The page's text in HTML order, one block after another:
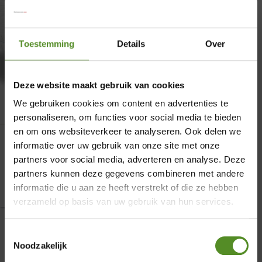
Toestemming Details Over
Deze website maakt gebruik van cookies
We gebruiken cookies om content en advertenties te
personaliseren, om functies voor social media te bieden
en om ons websiteverkeer te analyseren. Ook delen we
informatie over uw gebruik van onze site met onze
partners voor social media, adverteren en analyse. Deze
partners kunnen deze gegevens combineren met andere
informatie die u aan ze heeft verstrekt of die ze hebben
verzameld op basis van uw gebruik van hun services.
Noodzakelijk
Topper Koudschuim Intense HR 8 cm
Tweepersoons
€318,00 €135,00
Showroom Breda
Vrijdag 12:00 – 17:00
×